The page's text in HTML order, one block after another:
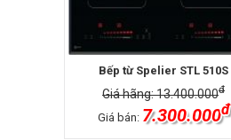
Bếp từ Spelier STL 510S
Giá hãng: 13.400.000đ
Giá bán: 7.300.000đ